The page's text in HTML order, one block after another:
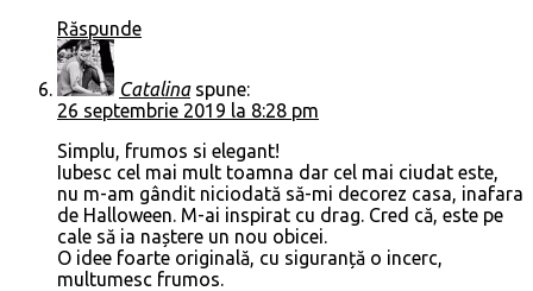
Răspunde
Catalina spune:
26 septembrie 2019 la 8:28 pm
Simplu, frumos si elegant!
Iubesc cel mai mult toamna dar cel mai ciudat este,
nu m-am gândit niciodată să-mi decorez casa, inafara
de Halloween. M-ai inspirat cu drag. Cred că, este pe
cale să ia naștere un nou obicei.
O idee foarte originală, cu siguranță o incerc,
multumesc frumos.